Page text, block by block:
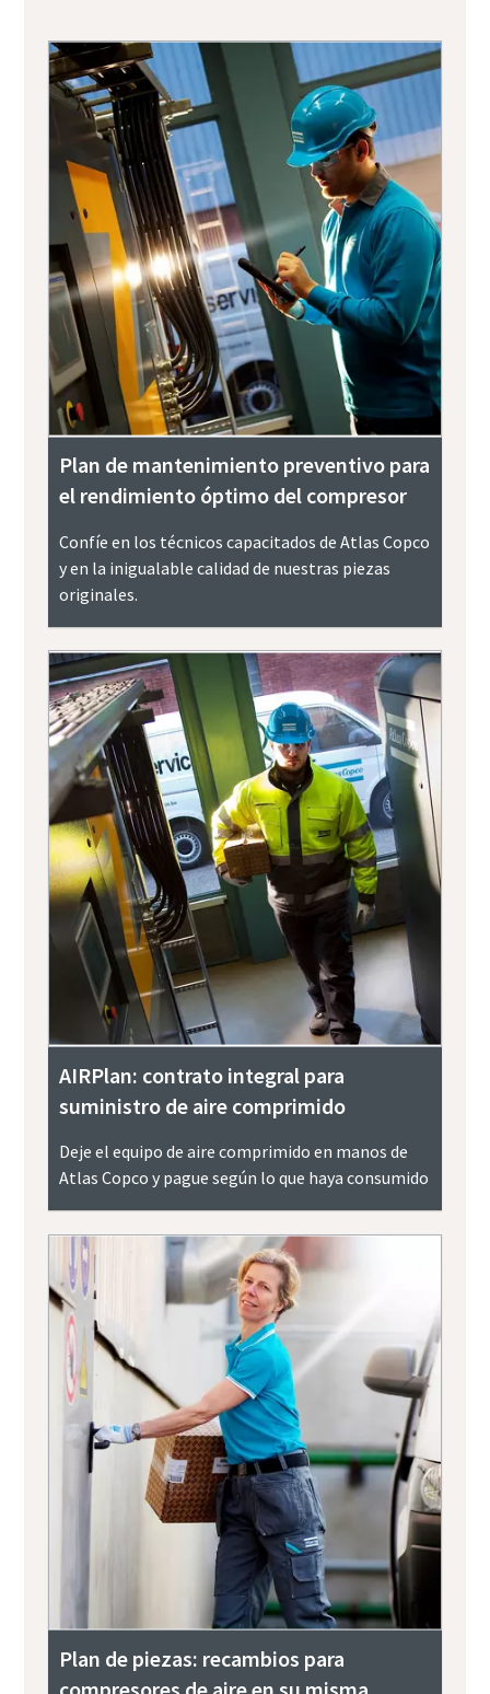
Plan de mantenimiento preventivo para
el rendimiento óptimo del compresor
Confíe en los técnicos capacitados de Atlas Copco
y en la inigualable calidad de nuestras piezas
originales.
AIRPlan: contrato integral para
suministro de aire comprimido
Deje el equipo de aire comprimido en manos de
Atlas Copco y pague según lo que haya consumido
Plan de piezas: recambios para